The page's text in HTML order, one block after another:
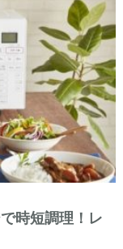
時短調理！レ